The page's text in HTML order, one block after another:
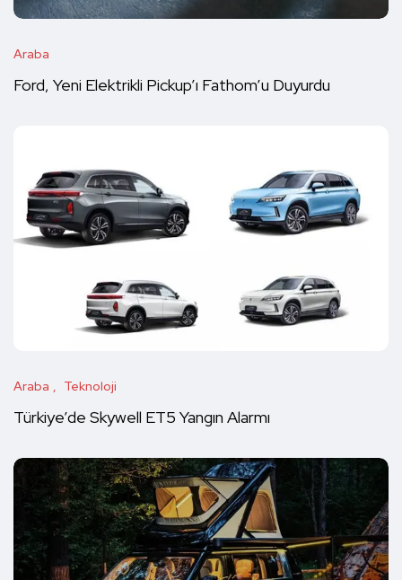
Araba
Ford, Yeni Elektrikli Pickup’ı Fathom’u Duyurdu
Araba Teknoloji
Türkiye’de Skywell ET5 Yangın Alarmı